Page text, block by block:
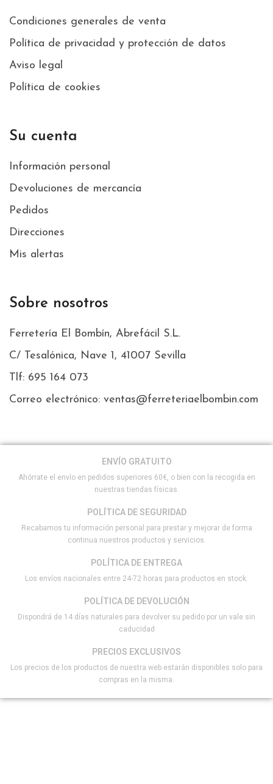
Condiciones generales de venta
Política de privacidad y protección de datos
Aviso legal
Política de cookies
Su cuenta
Información personal
Devoluciones de mercancía
Pedidos
Direcciones
Mis alertas
Sobre nosotros
Ferretería El Bombín, Abrefácil S.L.
C/ Tesalónica, Nave 1, 41007 Sevilla
Tlf: 695 164 073
Correo electrónico: ventas@ferreteriaelbombin.com
ENVÍO GRATUITO
Ahórrate el envío en pedidos superiores 60€, o bien con la recogida en
nuestras tiendas físicas.
POLÍTICA DE SEGURIDAD
Recabamos tu información personal para prestar y mejorar de forma
continua nuestros productos y servicios.
POLÍTICA DE ENTREGA
Los envíos nacionales entre 24-72 horas para productos en stock.
POLÍTICA DE DEVOLUCIÓN
Dispondrá de 14 días naturales para devolver su pedido por un vale sin
caducidad
PRECIOS EXCLUSIVOS
Los precios de los productos de nuestra web estarán disponibles solo para
compras en la misma.